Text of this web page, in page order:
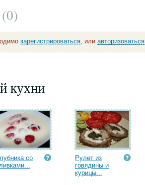
(0)
зарегистрироваться, или авторизоваться
кухни
со
Рулет из
говядины и
курицы...